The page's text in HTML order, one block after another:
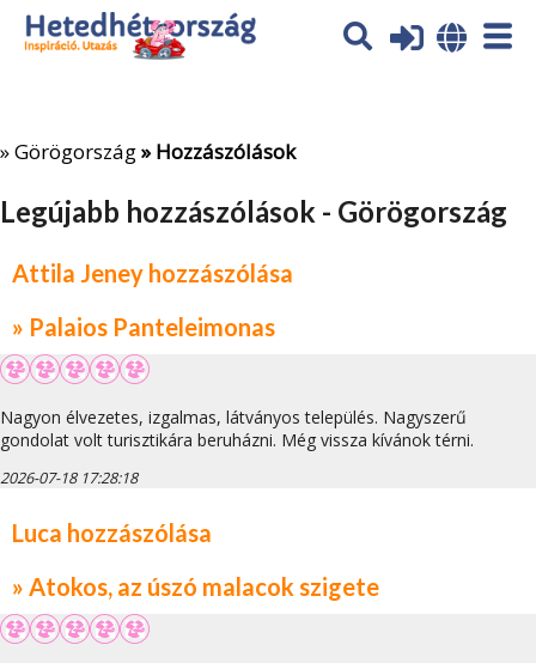
Az oldal sütiket (cookies) használ. További tájékoztatás itt:
Adatvédelmi tájékoztató
»Görögország» Hozzászólások
Legújabb hozzászólások - Görögország
Attila Jeney hozzászólása
» Palaios Panteleimonas
Nagyon élvezetes, izgalmas, látványos település. Nagyszerű
gondolat volt turisztikára beruházni. Még vissza kívánok térni.
2026-07-18 17:28:18
Luca hozzászólása
» Atokos, az úszó malacok szigete